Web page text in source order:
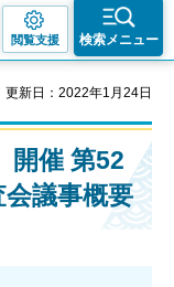
閲覧支援 検索メニュー
更新日：2022年1月24日
開催 第52
会議事概要